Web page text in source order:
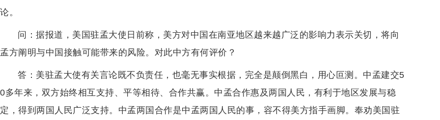
论。
问：据报道，美国驻孟大使日前称，美方对中国在南亚地区越来越广泛的影响力表示关切，将向
孟方阐明与中国接触可能带来的风险。对此中方有何评价？
答：美驻孟大使有关言论既不负责任，也毫无事实根据，完全是颠倒黑白，用心叵测。中孟建交5
0多年来，双方始终相互支持、平等相待、合作共赢。中孟合作惠及两国人民，有利于地区发展与稳
定，得到两国人民广泛支持。中孟两国合作是中孟两国人民的事，容不得美方指手画脚。奉劝美国驻